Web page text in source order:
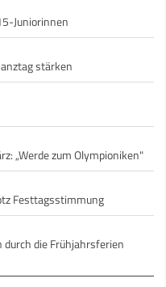
Juniorinnen
stärken
„Werde zum Olympioniken"
Festtagsstimmung
durch die Frühjahrsferien